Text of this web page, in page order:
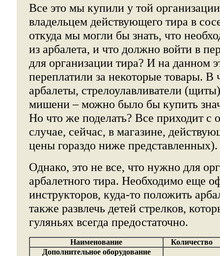
Все это мы купили у той
владельцем действующего тира в
откуда мы могли бы знать, что
из арбалета, и что должно войти в
для организации тира? И на данном
переплатили за некоторые товары. В
арбалеты, стрелоулавливатели
мишени – можно было бы купить
Но что же поделать? Все приходит с
случае, сейчас, в магазине,
цены гораздо ниже представленных).
Однако, это не все, что нужно для
арбалетного тира. Необходимо еще
инструкторов, куда-то положить
также развлечь детей стрелков,
гуляньях всегда предостаточно.
Наименование
Количество
Дополнительное оборудование